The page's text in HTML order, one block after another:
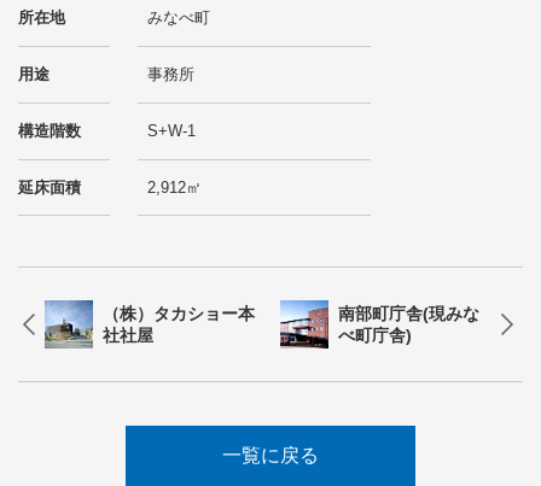
所在地 みなべ町
用途 事務所
構造階数 S+W-1
延床面積 2,912㎡
（株）タカショー本
社社屋
南部町庁舎(現みな
べ町庁舎)
一覧に戻る